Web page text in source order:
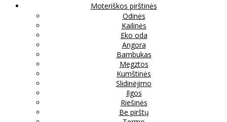
Moteriškos pirštinės
Odinės
Kailinės
Eko oda
Angora
Bambukas
Megztos
Kumštinės
Slidinėjimo
Ilgos
Riešinės
Be pirštų